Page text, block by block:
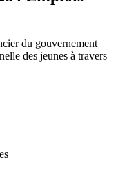
du gouvernement
des jeunes à travers